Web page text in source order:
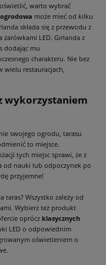
warto wybrać
może mieć od kilku
składa się z przewodu z
LED. Girlanda z
dodając mu
charakteru. Nie bez
restauracjach,
wykorzystaniem
swojego ogrodu, tarasu
to miejsce.
tych miejsc sprawi, że z
od nauki lub odpoczynek po
przyjemne!
Wszystko zależy od
Wybierz też produkt
oprócz klasycznych
LED o odpowiednim
oświetleniem o